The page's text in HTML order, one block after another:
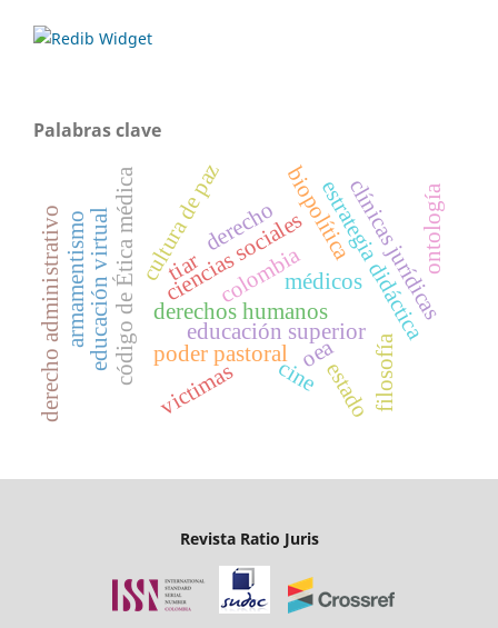
Palabras clave
derechos humanos
médicos
código de Ética médica colombia
educación superior
educación virtual estrategia didáctica
ciencias sociales clínicas jurídicas
armamentismo tiar
oea
poder pastoral
estado
biopolítica
filosofía
cultura de paz
victimas cine
derecho
derecho administrativo ontología
Revista Ratio Juris